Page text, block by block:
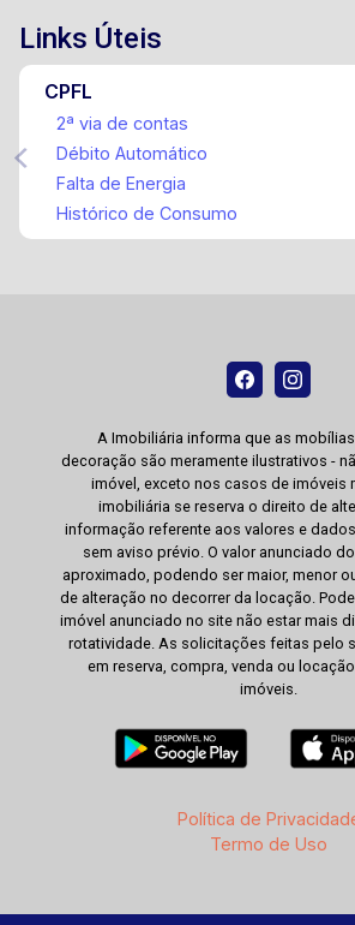
Links Úteis
CPFL
2ª via de contas
Débito Automático
Falta de Energia
Histórico de Consumo
A Imobiliária informa que as
decoração são meramente ilustrativos -
imóvel, exceto nos casos de imóveis
imobiliária se reserva o direito de
informação referente aos valores e
sem aviso prévio. O valor anunciado
aproximado, podendo ser maior, menor
de alteração no decorrer da locação.
imóvel anunciado no site não estar mais
rotatividade. As solicitações feitas pelo
em reserva, compra, venda ou
imóveis.
Política de
Termo de Uso